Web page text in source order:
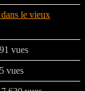
le vieux
vues
vues